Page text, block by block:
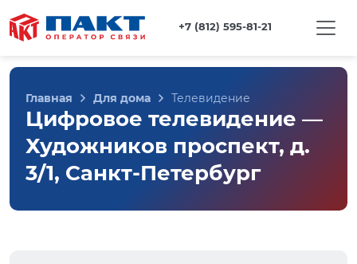
+7 (812) 595-81-21
Главная Для дома Телевидение
Цифровое телевидение —
Художников проспект, д.
3/1, Санкт-Петербург